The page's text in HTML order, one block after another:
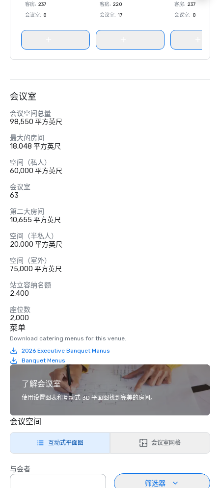
客房: 237
会议室: 8
客房: 220
会议室: 17
客房: 237
会议室: 8
会议室
会议空间总量
98,550 平方英尺
最大的房间
18,048 平方英尺
空间（私人）
60,000 平方英尺
会议室
63
第二大房间
10,655 平方英尺
空间（半私人）
20,000 平方英尺
空间（室外）
75,000 平方英尺
站立容纳名额
2,400
座位数
2,000
菜单
Download catering menus for this venue.
2026 Executive Banquet Manus
Banquet Menus
了解会议室
使用设置图表和互动式 3D 平面图找到完美的房间。
会议空间
互动式平面图 会议室网格
与会者
筛选器